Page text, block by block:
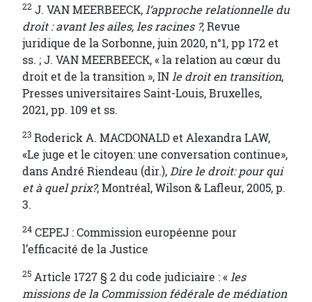
22 J. VAN MEERBEECK,l’approche relationnelle du
droit : avant les ailes, les racines ?, Revue
juridique de la Sorbonne, juin 2020, n°1, pp 172 et
ss. ; J. VAN MEERBEECK, « la relation au cœur du
droit et de la transition », INle droit en transition,
Presses universitaires Saint-Louis, Bruxelles,
2021, pp. 109 et ss.
23 Roderick A. MACDONALD et Alexandra LAW,
«Le juge et le citoyen: une conversation continue»,
dans André Riendeau (dir.),Dire le droit: pour qui
et à quel prix?, Montréal, Wilson & Lafleur, 2005, p.
3.
24 CEPEJ : Commission européenne pour
l’efficacité de la Justice
25 Article 1727 § 2 du code judiciaire : «les
missions de la Commission fédérale de médiation